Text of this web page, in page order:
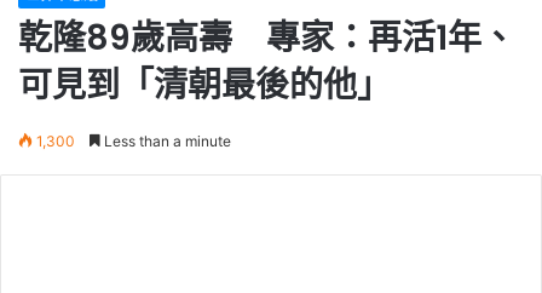
乾隆89歲高壽 專家：再活1年、
可見到「清朝最後的他」
1,300 Less than a minute